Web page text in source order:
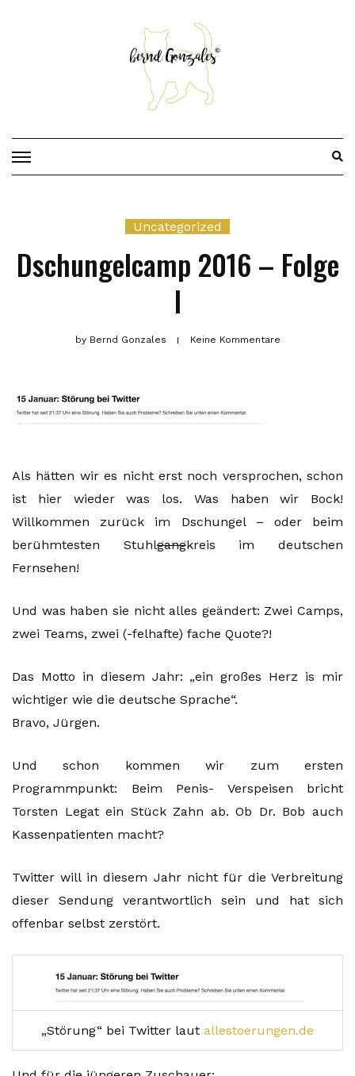
Uncategorized
Dschungelcamp 2016 – Folge
I
byBernd Gonzales Keine Kommentare
Als hätten wir es nicht erst noch versprochen, schon
ist hier wieder was los. Was haben wir Bock!
Willkommen zurück im Dschungel – oder beim
berühmtesten Stuhlgangkreis im deutschen
Fernsehen!
Und was haben sie nicht alles geändert: Zwei Camps,
zwei Teams, zwei (-felhafte) fache Quote?!
Das Motto in diesem Jahr: „ein großes Herz is mir
wichtiger wie die deutsche Sprache“.
Bravo, Jürgen.
Und schon kommen wir zum ersten
Programmpunkt: Beim Penis- Verspeisen bricht
Torsten Legat ein Stück Zahn ab. Ob Dr. Bob auch
Kassenpatienten macht?
Twitter will in diesem Jahr nicht für die Verbreitung
dieser Sendung verantwortlich sein und hat sich
offenbar selbst zerstört.
„Störung“ bei Twitter laut allestoerungen.de